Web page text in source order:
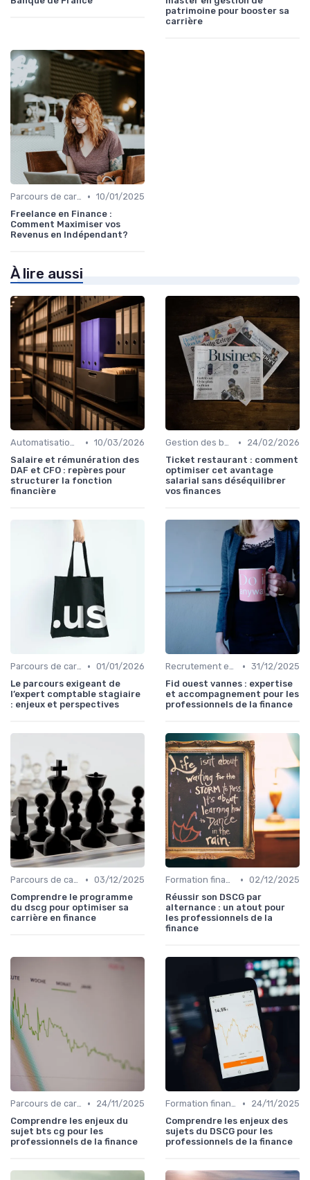
patrimoine pour booster sa
carrière
Parcours de carrière en finance • 10/01/2025
Freelance en Finance :
Comment Maximiser vos
Revenus en Indépendant?
À lire aussi
Automatisation des processus financiers • 10/03/2026
Salaire et rémunération des
DAF et CFO : repères pour
structurer la fonction
financière
Gestion des budgets & prévisions •
24/02/2026
Ticket restaurant : comment
optimiser cet avantage
salarial sans déséquilibrer
vos finances
Parcours de carrière en finance • 01/01/2026
Le parcours exigeant de
l’expert comptable stagiaire
: enjeux et perspectives
Recrutement en finance d’entreprise • 31/12/2025
Fid ouest vannes : expertise
et accompagnement pour les
professionnels de la finance
Parcours de carrière en finance • 03/12/2025
Comprendre le programme
du dscg pour optimiser sa
carrière en finance
Formation finance & upskilling • 02/12/2025
Réussir son DSCG par
alternance : un atout pour
les professionnels de la
finance
Parcours de carrière en finance •
24/11/2025
Comprendre les enjeux du
sujet bts cg pour les
professionnels de la finance
Formation finance & upskilling •
24/11/2025
Comprendre les enjeux des
sujets du DSCG pour les
professionnels de la finance